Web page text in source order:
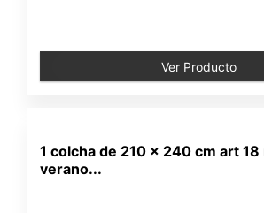
Ver Producto
1 colcha de 210 x 240 cm art
verano...